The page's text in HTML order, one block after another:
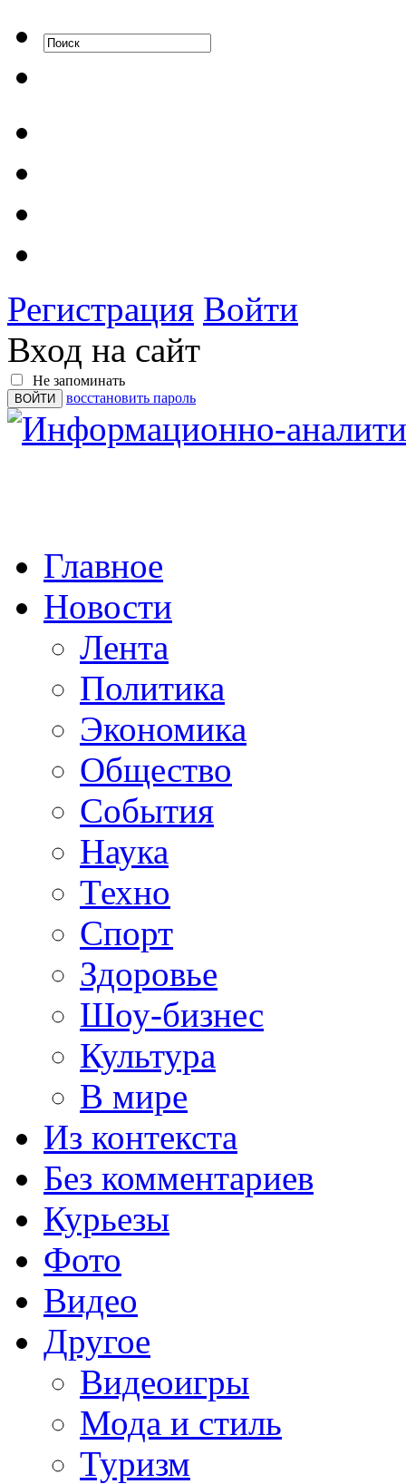
Регистрация Войти
Вход на сайт
Не запоминать
восстановить пароль
Главное
Новости
Лента
Политика
Экономика
Общество
События
Наука
Техно
Спорт
Здоровье
Шоу-бизнес
Культура
В мире
Из контекста
Без комментариев
Курьезы
Фото
Видео
Другое
Видеоигры
Мода и стиль
Туризм